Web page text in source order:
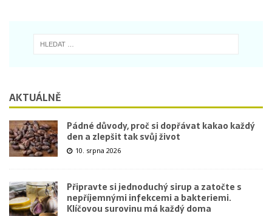
AKTUÁLNĚ
Pádné důvody, proč si dopřávat kakao každý
den a zlepšit tak svůj život
10. srpna 2026
Připravte si jednoduchý sirup a zatočte s
nepříjemnými infekcemi a bakteriemi.
Klíčovou surovinu má každý doma